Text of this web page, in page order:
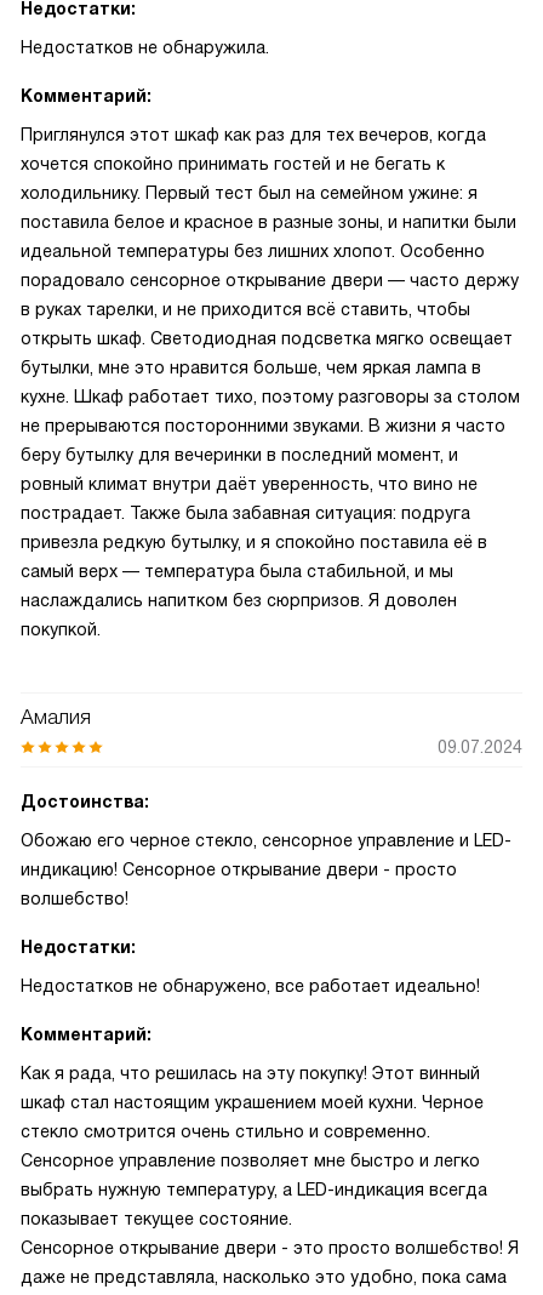
Недостатки:
Недостатков не обнаружила.
Комментарий:
Приглянулся этот шкаф как раз для тех вечеров, когда
хочется спокойно принимать гостей и не бегать к
холодильнику. Первый тест был на семейном ужине: я
поставила белое и красное в разные зоны, и напитки были
идеальной температуры без лишних хлопот. Особенно
порадовало сенсорное открывание двери — часто держу
в руках тарелки, и не приходится всё ставить, чтобы
открыть шкаф. Светодиодная подсветка мягко освещает
бутылки, мне это нравится больше, чем яркая лампа в
кухне. Шкаф работает тихо, поэтому разговоры за столом
не прерываются посторонними звуками. В жизни я часто
беру бутылку для вечеринки в последний момент, и
ровный климат внутри даёт уверенность, что вино не
пострадает. Также была забавная ситуация: подруга
привезла редкую бутылку, и я спокойно поставила её в
самый верх — температура была стабильной, и мы
наслаждались напитком без сюрпризов. Я доволен
покупкой.
Амалия
09.07.2024
Достоинства:
Обожаю его черное стекло, сенсорное управление и LED-
индикацию! Сенсорное открывание двери - просто
волшебство!
Недостатки:
Недостатков не обнаружено, все работает идеально!
Комментарий:
Как я рада, что решилась на эту покупку! Этот винный
шкаф стал настоящим украшением моей кухни. Черное
стекло смотрится очень стильно и современно.
Сенсорное управление позволяет мне быстро и легко
выбрать нужную температуру, а LED-индикация всегда
показывает текущее состояние.
Сенсорное открывание двери - это просто волшебство! Я
даже не представляла, насколько это удобно, пока сама